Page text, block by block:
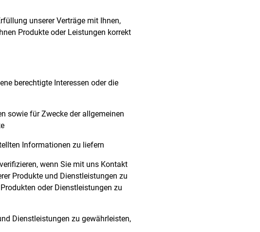
unserer Verträge mit Ihnen,
Produkte oder Leistungen korrekt
berechtigte Interessen oder die
sowie für Zwecke der allgemeinen
Informationen zu liefern
wenn Sie mit uns Kontakt
Produkte und Dienstleistungen zu
oder Dienstleistungen zu
Dienstleistungen zu gewährleisten,